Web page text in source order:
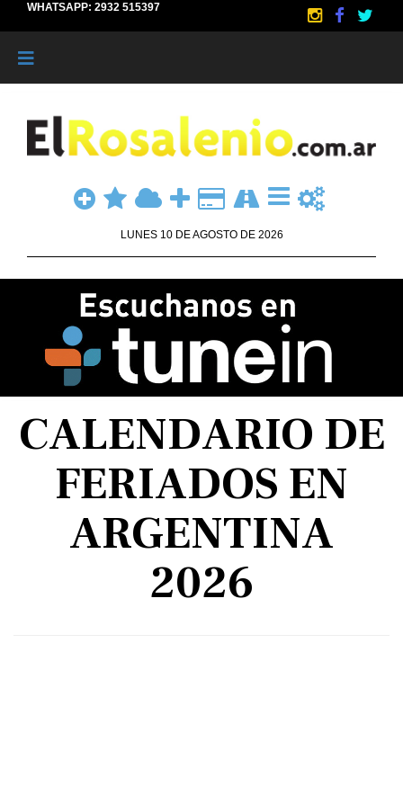
WHATSAPP: 2932 515397
LUNES 10 DE AGOSTO DE 2026
CALENDARIO DE
FERIADOS EN
ARGENTINA
2026